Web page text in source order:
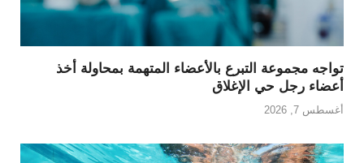
تواجه مجموعة التبرع بالأعضاء المتهمة بمحاولة أخذ
أعضاء رجل حي الإغلاق
أغسطس 7, 2026